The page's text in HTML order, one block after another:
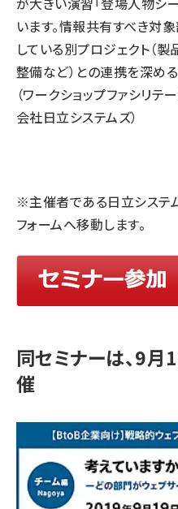
います。情報共有すべき対
している別プロジェクト（
整備など）との連携を深め
（ワークショップファシリ
会社日立システムズ）
※主催者である日立システ
フォームへ移動します。
同セミナーは、9
催